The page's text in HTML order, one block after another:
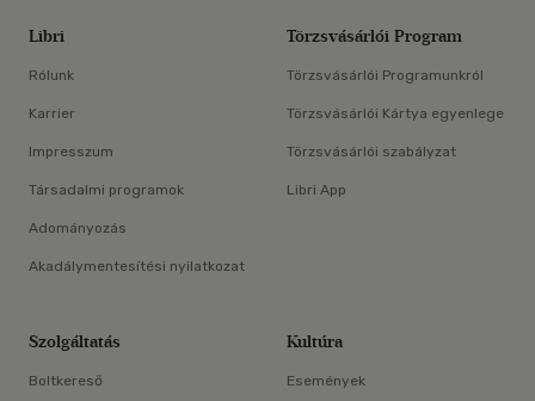
Libri
Rólunk
Karrier
Impresszum
Társadalmi programok
Adományozás
Akadálymentesítési nyilatkozat
Törzsvásárlói Program
Törzsvásárlói Programunkról
Törzsvásárlói Kártya egyenlege
Törzsvásárlói szabályzat
Libri App
Szolgáltatás
Boltkereső
Kultúra
Események